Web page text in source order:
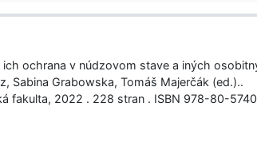
ochrana v núdzovom stave a iných
Sabina Grabowska, Tomáš Majerčák (ed.)..
fakulta, 2022 . 228 stran . ISBN 978-80-